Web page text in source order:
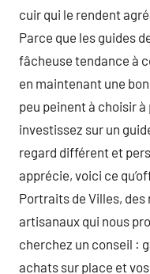
cuir qui le rendent
Parce que les guides
fâcheuse tendance à
en maintenant une
peu peinent à choisir
investissez sur un
regard différent et
apprécie, voici ce
Portraits de Villes,
artisanaux qui nous
cherchez un conseil :
achats sur place et